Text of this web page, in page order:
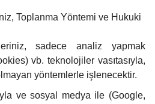
Toplanma Yöntemi ve Hukuki
sadece analiz yapmak
vb. teknolojiler vasıtasıyla,
yöntemlerle işlenecektir.
ve sosyal medya ile (Google,